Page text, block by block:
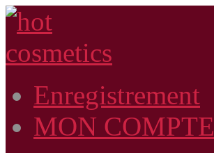
Enregistrement
MON COMPTE